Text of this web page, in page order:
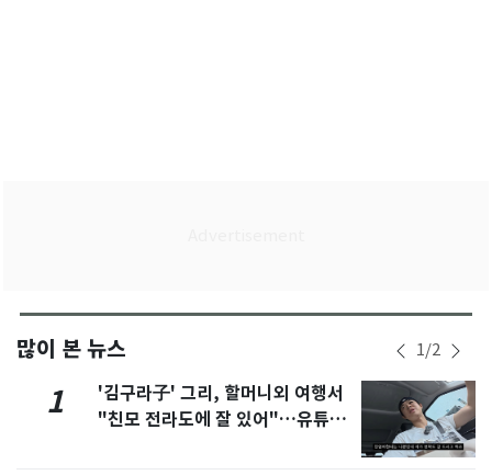
많이 본 뉴스 1/2
1
'김구라子' 그리, 할머니외 여행서
"친모 전라도에 잘 있어"…유튜브